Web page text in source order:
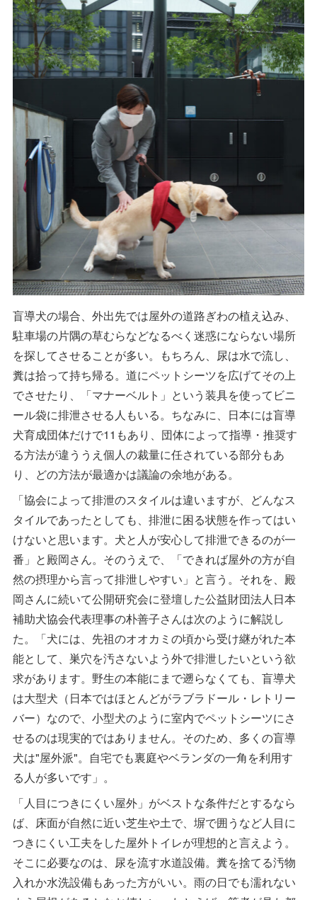
盲導犬の場合、外出先では屋外の道路ぎわの植え込み、
駐車場の片隅の草むらなどなるべく迷惑にならない場所
を探してさせることが多い。もちろん、尿は水で流し、
糞は拾って持ち帰る。道にペットシーツを広げてその上
でさせたり、「マナーベルト」という装具を使ってビニ
ール袋に排泄させる人もいる。ちなみに、日本には盲導
犬育成団体だけで11もあり、団体によって指導・推奨す
る方法が違ううえ個人の裁量に任されている部分もあ
り、どの方法が最適かは議論の余地がある。
「協会によって排泄のスタイルは違いますが、どんなス
タイルであったとしても、排泄に困る状態を作ってはい
けないと思います。犬と人が安心して排泄できるのが一
番」と殿岡さん。そのうえで、「できれば屋外の方が自
然の摂理から言って排泄しやすい」と言う。それを、殿
岡さんに続いて公開研究会に登壇した公益財団法人日本
補助犬協会代表理事の朴善子さんは次のように解説し
た。「犬には、先祖のオオカミの頃から受け継がれた本
能として、巣穴を汚さないよう外で排泄したいという欲
求があります。野生の本能にまで遡らなくても、盲導犬
は大型犬（日本ではほとんどがラブラドール・レトリー
バー）なので、小型犬のように室内でペットシーツにさ
せるのは現実的ではありません。そのため、多くの盲導
犬は"屋外派"。自宅でも裏庭やベランダの一角を利用す
る人が多いです」。
「人目につきにくい屋外」がベストな条件だとするなら
ば、床面が自然に近い芝生や土で、塀で囲うなど人目に
つきにくい工夫をした屋外トイレが理想的と言えよう。
そこに必要なのは、尿を流す水道設備。糞を捨てる汚物
入れか水洗設備もあった方がいい。雨の日でも濡れない